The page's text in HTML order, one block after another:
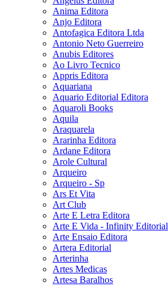
Anima Editora
Anjo Editora
Antofagica Editora Ltda
Antonio Neto Guerreiro
Anubis Editores
Ao Livro Tecnico
Appris Editora
Aquariana
Aquario Editorial Editora
Aquaroli Books
Aquila
Araquarela
Ararinha Editora
Ardane Editora
Arole Cultural
Arqueiro
Arqueiro - Sp
Ars Et Vita
Art Club
Arte E Letra Editora
Arte E Vida - Infinity Editorial
Arte Ensaio Editora
Artera Editorial
Arterinha
Artes Medicas
Artesa Baralhos